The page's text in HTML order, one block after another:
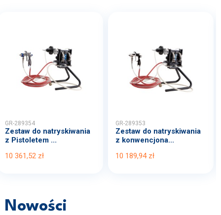
GR-289354
Zestaw do natryskiwania
z Pistoletem ...
10 361,52 zł
GR-289353
Zestaw do natryskiwania
z konwencjona...
10 189,94 zł
Nowości